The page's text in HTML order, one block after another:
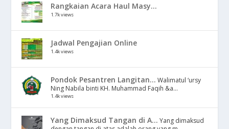
Rangkaian Acara Haul Masy...
1.7k views
Jadwal Pengajian Online
1.4k views
Pondok Pesantren Langitan... Walimatul ‘ursy
Ning Nabila binti KH. Muhammad Faqih &a...
1.4k views
Yang Dimaksud Tangan di A... Yang dimaksud